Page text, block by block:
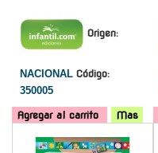
Origen:
NACIONAL Código:
350005
Agregar al carrito Mas